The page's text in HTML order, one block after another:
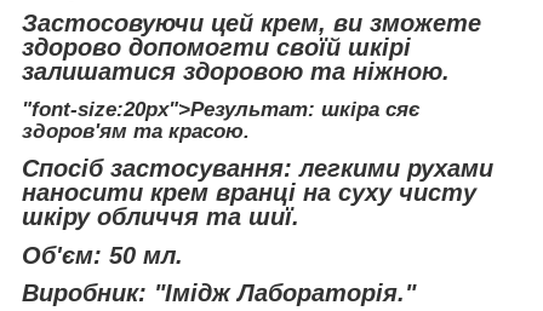
Застосовуючи цей крем, ви зможете
здорово допомогти своїй шкірі
залишатися здоровою та ніжною.
"font-size:20px">Результат: шкіра сяє
здоров'ям та красою.
Спосіб застосування: легкими рухами
наносити крем вранці на суху чисту
шкіру обличчя та шиї.
Об'єм: 50 мл.
Виробник: "Імідж Лабораторія."